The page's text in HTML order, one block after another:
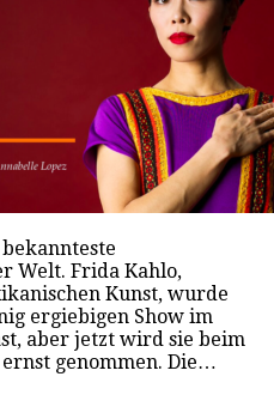
Welt. Frida Kahlo,
Kunst, wurde
ergiebigen Show im
aber jetzt wird sie beim
genommen. Die…